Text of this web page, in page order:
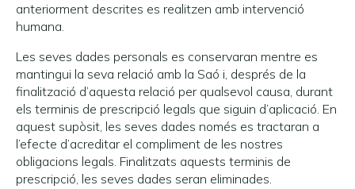
anteriorment descrites es realitzen amb intervenció
humana.
Les seves dades personals es conservaran mentre es
mantingui la seva relació amb la Saó i, després de la
finalització d’aquesta relació per qualsevol causa, durant
els terminis de prescripció legals que siguin d’aplicació. En
aquest supòsit, les seves dades només es tractaran a
l’efecte d’acreditar el compliment de les nostres
obligacions legals. Finalitzats aquests terminis de
prescripció, les seves dades seran eliminades.